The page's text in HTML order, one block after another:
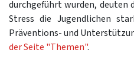
durchgeführt wurden, deuten
Stress die Jugendlichen
Präventions- und
der Seite "Themen".